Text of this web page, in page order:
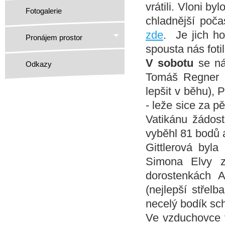
Fotogalerie
Pronájem prostor
Odkazy
vrátili. Vloni
chladnější
zde. Je jich
spousta nás
V sobotu se
Tomáš
lepšit v běhu),
- leže sice za
Vatikánu
vyběhl 81 bodů
Gittlerová
Simona Elvy
dorostenkách
(nejlepší
necelý bodík
Ve